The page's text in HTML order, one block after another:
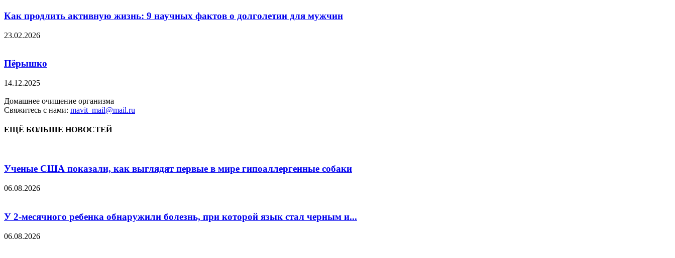
Как продлить активную жизнь: 9 научных фактов о долголетии для мужчин
23.02.2026
Пёрышко
14.12.2025
Домашнее очищение организма
Свяжитесь с нами: mavit_mail@mail.ru
ЕЩЁ БОЛЬШЕ НОВОСТЕЙ
Ученые США показали, как выглядят первые в мире гипоаллергенные собаки
06.08.2026
У 2-месячного ребенка обнаружили болезнь, при которой язык стал черным и...
06.08.2026